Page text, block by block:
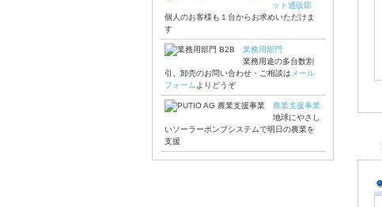
ット通販部
個人のお客様も１台からお求めいただけま
す
業務用部門
業務用途の多台数割
引、卸売のお問い合わせ・ご相談は メール
フォーム よりどうぞ
農業支援事業
地球にやさし
いソーラーポンプシステムで明日の農業を
支援